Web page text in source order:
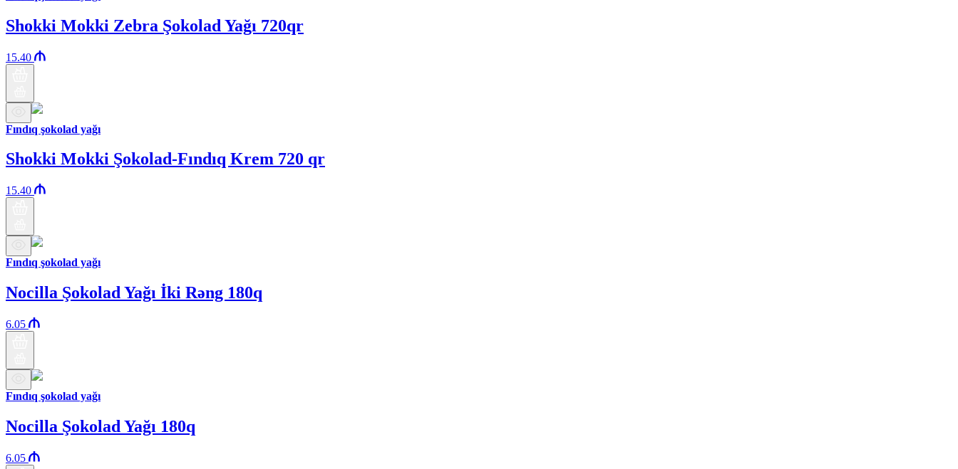
Shokki Mokki Zebra Şokolad Yağı 720qr
15.40
Fındıq şokolad yağı
Shokki Mokki Şokolad-Fındıq Krem 720 qr
15.40
Fındıq şokolad yağı
Nocilla Şokolad Yağı İki Rəng 180q
6.05
Fındıq şokolad yağı
Nocilla Şokolad Yağı 180q
6.05